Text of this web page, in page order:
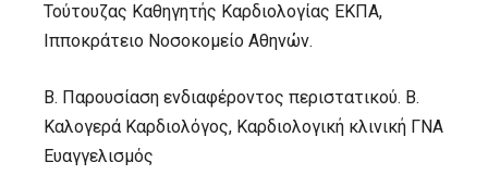
Τούτουζας Καθηγητής Καρδιολογίας ΕΚΠΑ,
Ιπποκράτειο Νοσοκομείο Αθηνών.
Β. Παρουσίαση ενδιαφέροντος περιστατικού. Β.
Καλογερά Καρδιολόγος, Καρδιολογική κλινική ΓΝΑ
Ευαγγελισμός